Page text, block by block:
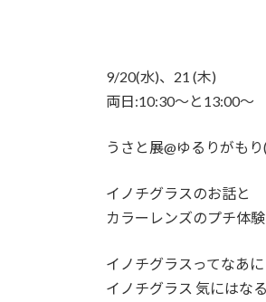
9/20(水)、21 (木)
両日:10:30〜と13:00〜
うさと展@ゆるりがも
イノチグラスのお話と
カラーレンズのプチ体
イノチグラスってなあに
イノチグラス 気にはな